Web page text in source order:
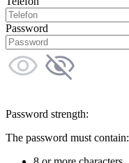
Password
Password strength:
The password must contain: